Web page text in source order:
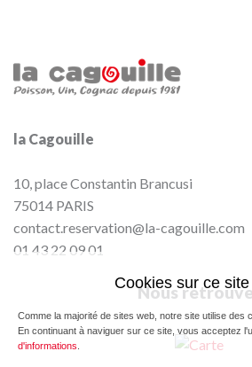
Cookies sur ce
Comme la majorité de sites web, notre site utilise des
En continuant à naviguer sur ce site, vous acceptez
d'informations
la Cagouille
10, place Constantin Brancusi
75014 PARIS
contact.reservation@la-cagouille.com
01 43 22 09 01
Nous